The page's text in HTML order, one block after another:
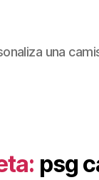
una
psg